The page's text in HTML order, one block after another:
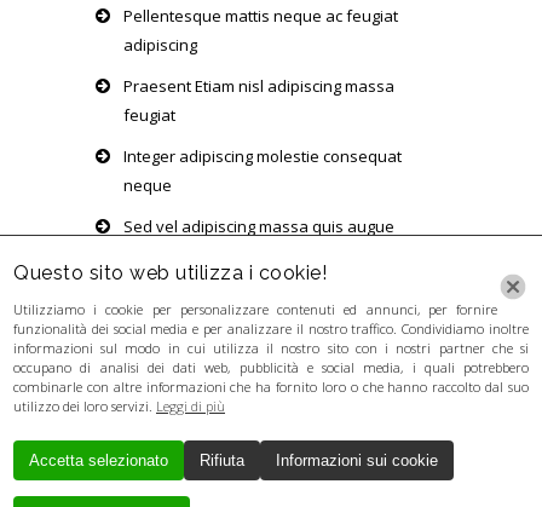
Pellentesque mattis neque ac feugiat
adipiscing
Praesent Etiam nisl adipiscing massa
feugiat
Integer adipiscing molestie consequat
neque
Sed vel adipiscing massa quis augue
Creato da Local Web
Copyrights © 2017
GUERRA LORENZA - P. IVA 03346281201 - P.
Questo sito web utilizza i cookie!
Utilizziamo i cookie per personalizzare contenuti ed annunci, per fornire
funzionalità dei social media e per analizzare il nostro traffico. Condividiamo inoltre
informazioni sul modo in cui utilizza il nostro sito con i nostri partner che si
occupano di analisi dei dati web, pubblicità e social media, i quali potrebbero
combinarle con altre informazioni che ha fornito loro o che hanno raccolto dal suo
utilizzo dei loro servizi. Leggi di più
Accetta selezionato Rifiuta Informazioni sui cookie